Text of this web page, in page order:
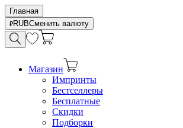
Главная
RUBСменить валюту
Магазин
Импринты
Бестселлеры
Бесплатные
Скидки
Подборки